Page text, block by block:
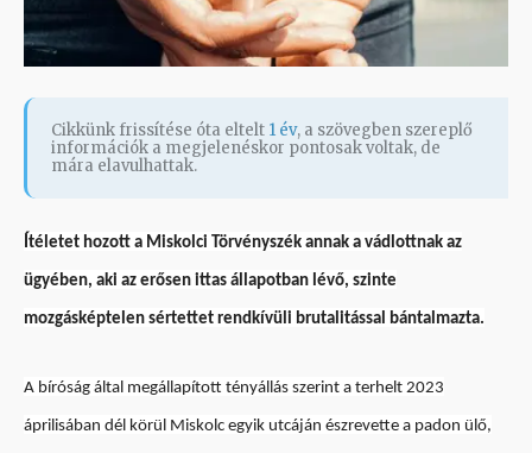
Cikkünk frissítése óta eltelt 1 év, a szövegben szereplő
információk a megjelenéskor pontosak voltak, de
mára elavulhattak.
Ítéletet hozott a Miskolci Törvényszék annak a vádlottnak az
ügyében, aki az erősen ittas állapotban lévő, szinte
mozgásképtelen sértettet rendkívüli brutalitással bántalmazta.
A bíróság által megállapított tényállás szerint a terhelt 2023
áprilisában dél körül Miskolc egyik utcáján észrevette a padon ülő,